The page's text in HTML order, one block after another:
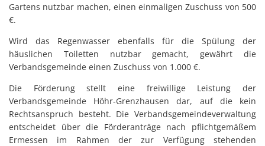
Gartens nutzbar machen, einen einmaligen Zuschuss von 500
€.
Wird das Regenwasser ebenfalls für die Spülung der
häuslichen Toiletten nutzbar gemacht, gewährt die
Verbandsgemeinde einen Zuschuss von 1.000 €.
Die Förderung stellt eine freiwillige Leistung der
Verbandsgemeinde Höhr-Grenzhausen dar, auf die kein
Rechtsanspruch besteht. Die Verbandsgemeindeverwaltung
entscheidet über die Förderanträge nach pflichtgemäßem
Ermessen im Rahmen der zur Verfügung stehenden